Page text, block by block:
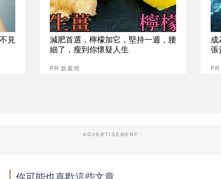
見
減肥首選，檸檬加它，堅持一週，腰
細了，瘦到你懷疑人生
PR 新素簡
張
ADVERTISEMENT